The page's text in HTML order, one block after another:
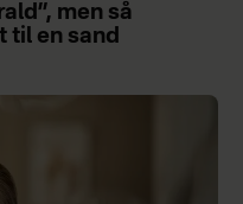
men så
en sand